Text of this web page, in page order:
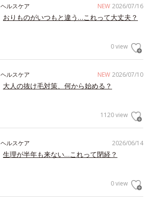
NEW 2026/07/16
ヘルスケア
おりものがいつもと違う…これって大丈夫？
0 view
NEW 2026/07/10
ヘルスケア
大人の抜け毛対策、何から始める？
1120 view
2026/06/14
ヘルスケア
生理が半年も来ない…これって閉経？
0 view